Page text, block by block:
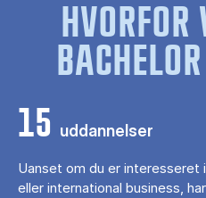
15 uddannelser
Uanset om du er interesseret
eller international business,